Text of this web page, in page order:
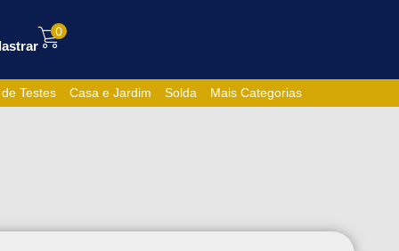
0
Testes Casa e Jardim Solda Mais Categorias